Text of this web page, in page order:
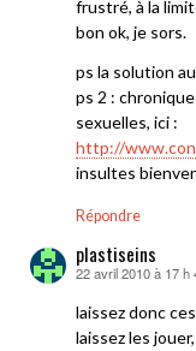
frustré, à la
bon ok, je sors.
ps la solution
ps 2 :
sexuelles, ici :
http://
insultes
Répondre
plastiseins
dit :
22 avril 2010 à 17 h
laissez donc
laissez les